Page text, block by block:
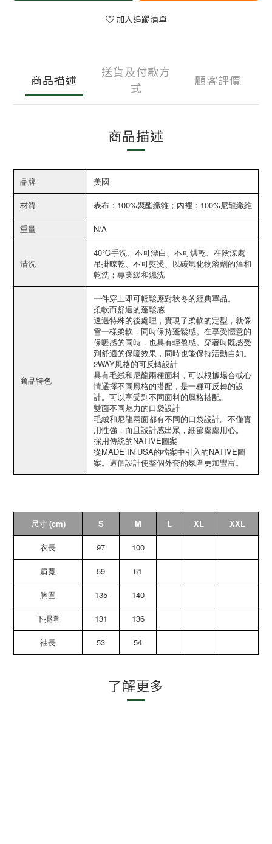
加入追蹤清單
商品描述
送貨及付款方
式
顧客評價
商品描述
品牌 美國
材質 表布：100%聚酯纖維；內裡：100%尼龍纖維
重量 N/A
清洗
40℃手洗、不可漂白、不可烘乾、在陰涼處
吊掛晾乾、不可熨燙、以碳氫化物溶劑的溫和
乾洗；專業緩和濕洗
商品特色
一件穿上即可輕鬆應對秋冬的經典單品。
柔軟而舒適的蓬鬆感
透過特殊的後處理，實現了柔軟的定型，就像
雪一樣柔軟，同時保持蓬鬆感。在享受愜意的
保暖感的同時，也具有輕盈感。穿著時既感受
到舒適的保暖效果，同時也能保持活動自如。
2WAY風格的可反轉設計
具有毛絨和尼龍兩種面料，可以根據場合或心
情選擇不同風格的搭配，是一種可反轉的設
計。可以享受到不同面料的風格搭配。
雙面不同魅力的口袋設計
毛絨和尼龍兩面都有不同的口袋設計。不僅實
用性強，而且設計感出眾，細節處處用心。
採用傳統的NATIVE圖案
從MADE IN USA的檔案中引入的NATIVE圖
案。這個設計使整個外套的氛圍更加豐富。
尺寸 (cm) S M L XL XXL
衣長 97 100
肩寬 59 61
胸圍 135 140
下擺圍 131 136
袖長 53 54
了解更多